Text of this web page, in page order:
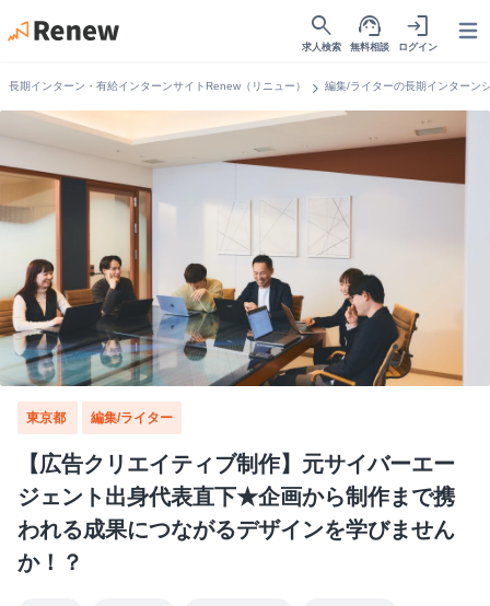
search
求人検索
support_agent
無料相談
login
ログイン
長期インターン・有給インターンサイトRenew（リニュー） chevron_right 編集/ライターの長期インターン
東京都 編集/ライター
【広告クリエイティブ制作】元サイバーエー
ジェント出身代表直下★企画から制作まで携
われる成果につながるデザインを学びません
か！？